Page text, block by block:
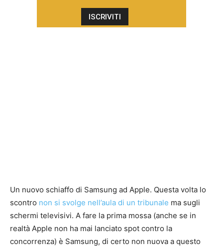
Un nuovo schiaffo di Samsung ad Apple. Questa volta lo
scontro non si svolge nell’aula di un tribunale ma sugli
schermi televisivi. A fare la prima mossa (anche se in
realtà Apple non ha mai lanciato spot contro la
concorrenza) è Samsung, di certo non nuova a questo